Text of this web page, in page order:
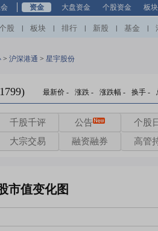
资金 大盘资金 个股资金 板
股 板块 排行 新股 基金
> 沪深港通 > 星宇股份
最新价 - 涨跌 - 涨跌幅 - 换手 -
千股千评 公告 个股
大宗交易 融资融券 高管
市值变化图